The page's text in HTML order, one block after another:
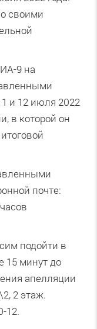
своими
9 на
и 12 июля 2022
в которой он
почте:
подойти в
15 минут до
апелляции
2 этаж.
12.